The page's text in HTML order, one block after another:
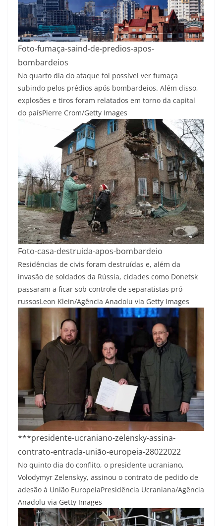
Foto-fumaça-saind-de-predios-apos-
bombardeios
No quarto dia do ataque foi possível ver fumaça
subindo pelos prédios após bombardeios. Além disso,
explosões e tiros foram relatados em torno da capital
do paísPierre Crom/Getty Images
Foto-casa-destruida-apos-bombardeio
Residências de civis foram destruídas e, além da
invasão de soldados da Rússia, cidades como Donetsk
passaram a ficar sob controle de separatistas pró-
russosLeon Klein/Agência Anadolu via Getty Images
***presidente-ucraniano-zelensky-assina-
contrato-entrada-união-europeia-28022022
No quinto dia do conflito, o presidente ucraniano,
Volodymyr Zelenskyy, assinou o contrato de pedido de
adesão à União EuropeiaPresidência Ucraniana/Agência
Anadolu via Getty Images